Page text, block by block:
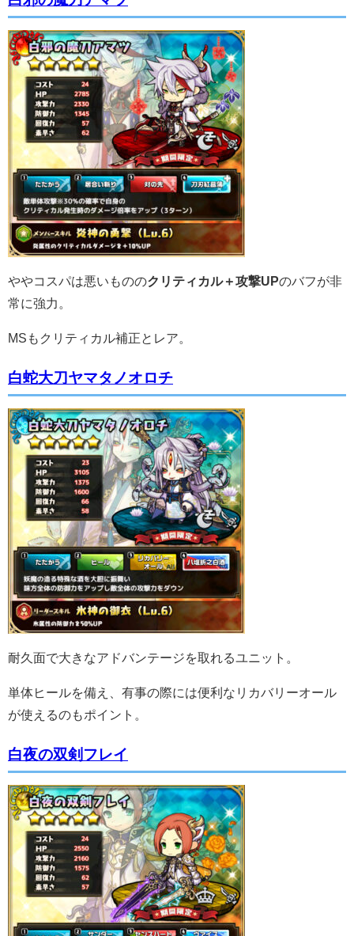
ややコスパは悪いもののクリティカル＋攻撃UPのバフが非
常に強力。
MSもクリティカル補正とレア。
白蛇大刀ヤマタノオロチ
耐久面で大きなアドバンテージを取れるユニット。
単体ヒールを備え、有事の際には便利なリカバリーオール
が使えるのもポイント。
白夜の双剣フレイ